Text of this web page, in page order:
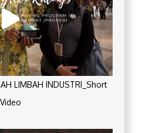
LIMBAH INDUSTRI_Short
Video